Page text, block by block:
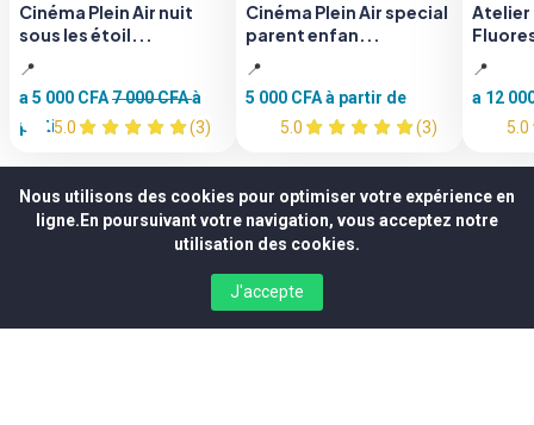
Cinéma Plein Air nuit
sous les étoil...
📍
a 5 000 CFA7 000 CFAà
partir de
5.0 (3)
Cinéma Plein Air special
parent enfan...
📍
5 000 CFAà partir de
5.0
(3)
Atelier
📍
a 12
5.0
Nous utilisons des cookies pour optimiser votre expérience en
ligne.En poursuivant votre navigation, vous acceptez notre
utilisation des cookies.
J'accepte